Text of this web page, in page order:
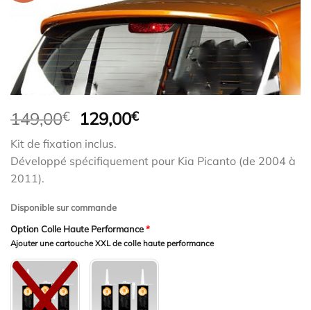
149,00€
Le
prix
initial
était :
129,00€Le
est :
Kit de fixation inclus.
Développé spécifiquement pour Kia Picanto (de 2004 à
2011).
Disponible sur commande
Option Colle Haute Performance*
Ajouter une cartouche XXL de colle haute performance